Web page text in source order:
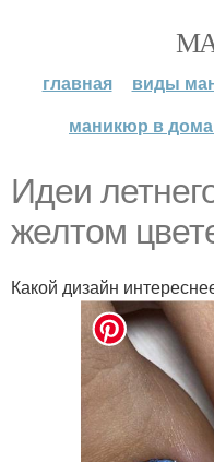
главная виды
маникюр в
Идеи
желтом
Какой дизайн